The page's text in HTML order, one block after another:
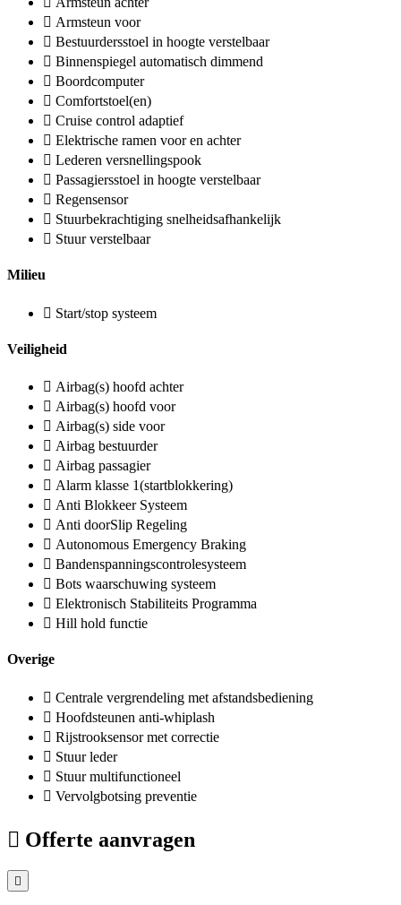
Armsteun voor
Bestuurdersstoel in hoogte verstelbaar
Binnenspiegel automatisch dimmend
Boordcomputer
Comfortstoel(en)
Cruise control adaptief
Elektrische ramen voor en achter
Lederen versnellingspook
Passagiersstoel in hoogte verstelbaar
Regensensor
Stuurbekrachtiging snelheidsafhankelijk
Stuur verstelbaar
Milieu
Start/stop systeem
Veiligheid
Airbag(s) hoofd achter
Airbag(s) hoofd voor
Airbag(s) side voor
Airbag bestuurder
Airbag passagier
Alarm klasse 1(startblokkering)
Anti Blokkeer Systeem
Anti doorSlip Regeling
Autonomous Emergency Braking
Bandenspanningscontrolesysteem
Bots waarschuwing systeem
Elektronisch Stabiliteits Programma
Hill hold functie
Overige
Centrale vergrendeling met afstandsbediening
Hoofdsteunen anti-whiplash
Rijstrooksensor met correctie
Stuur leder
Stuur multifunctioneel
Vervolgbotsing preventie
Offerte aanvragen